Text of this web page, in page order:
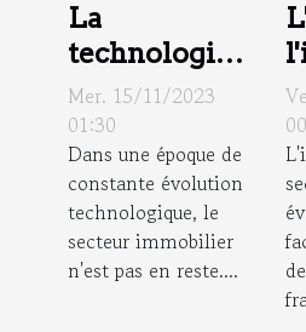
La
technologie
dans le
domaine
immobilier :
Impact sur
les agences
immobilières
Mer. 15/11/2023
01:30
Dans une époque de
constante évolution
technologique, le
secteur immobilier
n'est pas en reste....